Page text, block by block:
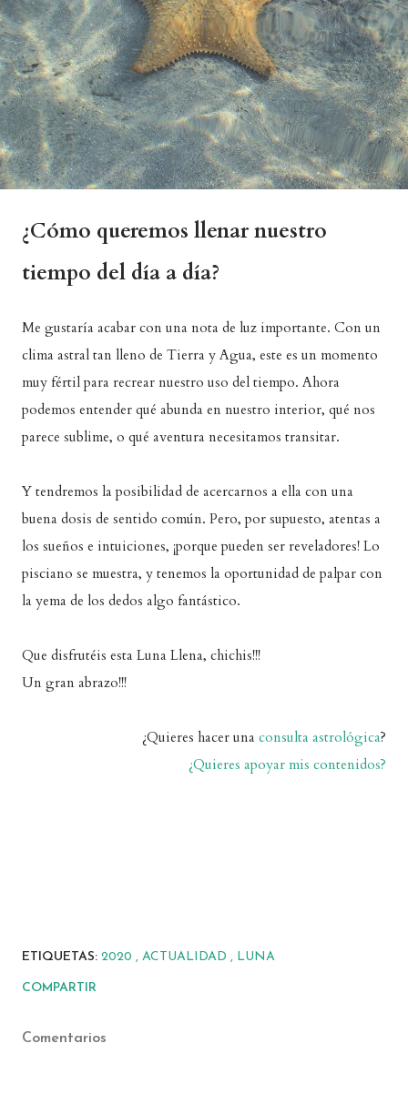
¿Cómo queremos llenar nuestro
tiempo del día a día?
Me gustaría acabar con una nota de luz importante. Con un
clima astral tan lleno de Tierra y Agua, este es un momento
muy fértil para recrear nuestro uso del tiempo. Ahora
podemos entender qué abunda en nuestro interior, qué nos
parece sublime, o qué aventura necesitamos transitar.
Y tendremos la posibilidad de acercarnos a ella con una
buena dosis de sentido común. Pero, por supuesto, atentas a
los sueños e intuiciones, ¡porque pueden ser reveladores! Lo
pisciano se muestra, y tenemos la oportunidad de palpar con
la yema de los dedos algo fantástico.
Que disfrutéis esta Luna Llena, chichis!!!
Un gran abrazo!!!
¿Quieres hacer una consulta astrológica?
¿Quieres apoyar mis contenidos?
ETIQUETAS: 2020 ACTUALIDAD LUNA
COMPARTIR
Comentarios